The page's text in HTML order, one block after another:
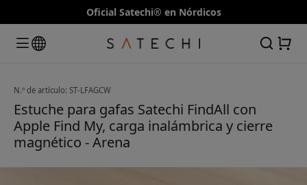
Oficial Satechi® en Nórdicos
N.º de artículo: ST-LFAGCW
Estuche para gafas Satechi FindAll con
Apple Find My, carga inalámbrica y cierre
magnético - Arena